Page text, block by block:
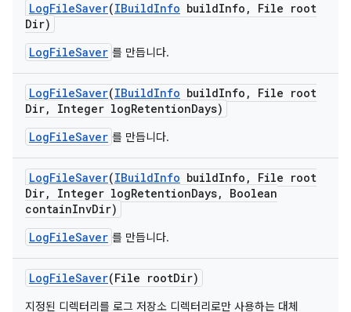
LogFileSaver(IBuildInfo buildInfo ,
File root
Dir)
LogFileSaver 를 만듭니다.
LogFileSaver(IBuildInfo buildInfo ,
File root
Dir, Integer logRetentionDays)
LogFileSaver 를 만듭니다.
LogFileSaver(IBuildInfo buildInfo ,
File root
Dir, Integer logRetentionDays,
Boolean
containInvDir)
LogFileSaver 를 만듭니다.
LogFileSaver(File rootDir)
지정된 디렉터리를 로그 저장소 디렉터리로만 사용하는 대체